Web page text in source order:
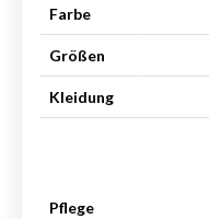
Farbe
Größen
Kleidung
Pflege